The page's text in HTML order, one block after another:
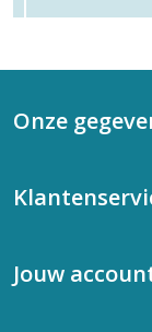
Onze
Jouw